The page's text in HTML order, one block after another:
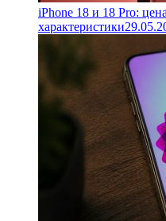
iPhone 18 и 18 Pro:
характеристики